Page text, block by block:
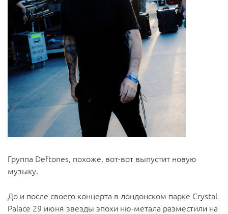
Группа Deftones, похоже, вот-вот выпустит новую
музыку.
До и после своего концерта в лондонском парке Crystal
Palace 29 июня звезды эпохи ню-метала разместили на